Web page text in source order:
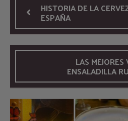
HISTORIA DE LA
ESPAÑA
LAS
ENSALADILLA